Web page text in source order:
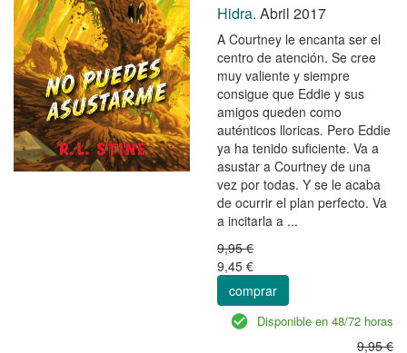
Hidra. Abril 2017
A Courtney le encanta ser el
centro de atención. Se cree
muy valiente y siempre
consigue que Eddie y sus
amigos queden como
auténticos lloricas. Pero Eddie
ya ha tenido suficiente. Va a
asustar a Courtney de una
vez por todas. Y se le acaba
de ocurrir el plan perfecto. Va
a incitarla a ...
9,95 €
9,45 €
comprar
Disponible en 48/72 horas
9,95 €